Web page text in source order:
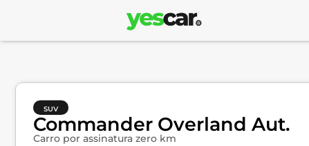
SUV
Commander Overland Aut.
Carro por assinatura zero km